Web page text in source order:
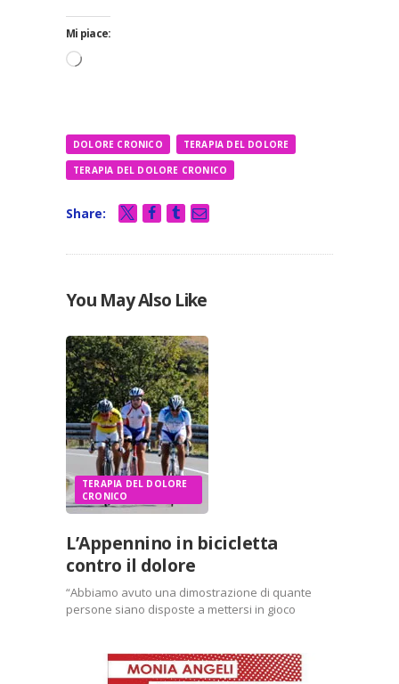
Mi piace:
DOLORE CRONICO TERAPIA DEL DOLORE
TERAPIA DEL DOLORE CRONICO
Share:
You May Also Like
TERAPIA DEL DOLORE
CRONICO
L’Appennino in bicicletta
contro il dolore
“Abbiamo avuto una dimostrazione di quante
persone siano disposte a mettersi in gioco
partecipazione alla crescita di quella che è una
cultura ancora in fase di…